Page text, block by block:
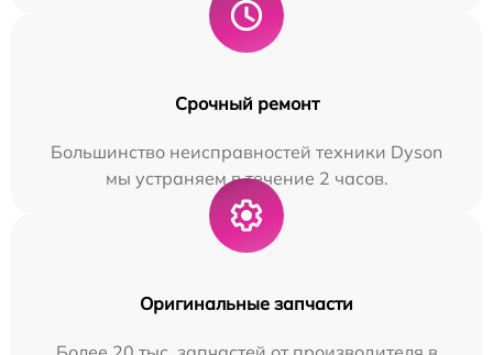
Срочный ремонт
Большинство неисправностей техники Dyson
мы устраняем в течение 2 часов.
Оригинальные запчасти